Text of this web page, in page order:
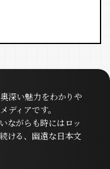
深い魅力をわかりや
ディアです。
ながらも時にはロッ
ける、幽遠な日本文